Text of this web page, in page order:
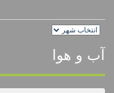
آب و هوا